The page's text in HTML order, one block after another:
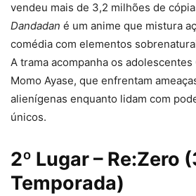
vendeu mais de 3,2 milhões de
Dandadan é um anime que mistura
comédia com elementos
A trama acompanha os adolescentes
Momo Ayase, que enfrentam
alienígenas enquanto lidam com
únicos.
2º Lugar – Re:Zero
Temporada)